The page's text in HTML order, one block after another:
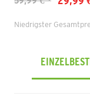
Niedrigster